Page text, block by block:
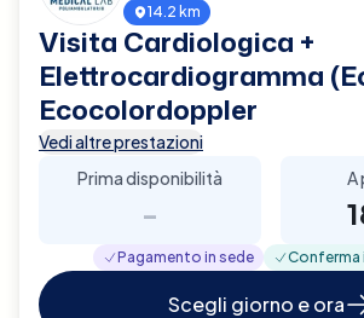
14.2 km
Visita Cardiologica +
Elettrocardiogramma
Ecocolordoppler
Vedi altre prestazioni
Prima disponibilità
-
A
Pagamento in sede Conferma
Scegli giorno e ora